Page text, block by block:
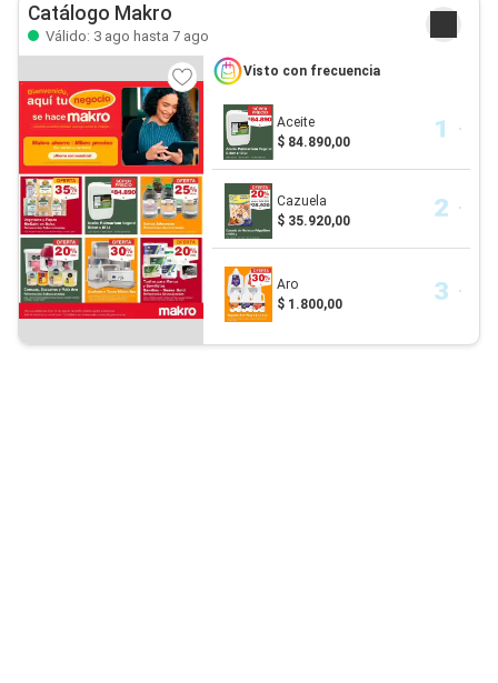
Catálogo Makro
Válido: 3 ago hasta 7 ago
Visto con frecuencia
Aceite
$ 84.890,00
Cazuela
$ 35.920,00
Aro
$ 1.800,00